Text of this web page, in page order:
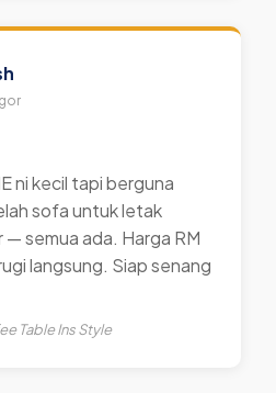
ni kecil tapi berguna
sofa untuk letak
semua ada. Harga RM
langsung. Siap senang
Table Ins Style